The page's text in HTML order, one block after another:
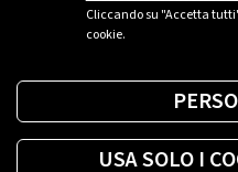
Cliccando su "Accetta
cookie.
USA SOLO I
Trova la
Richiedi